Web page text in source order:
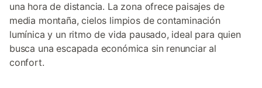
una hora de distancia. La zona ofrece paisajes de
media montaña, cielos limpios de contaminación
lumínica y un ritmo de vida pausado, ideal para quien
busca una escapada económica sin renunciar al
confort.